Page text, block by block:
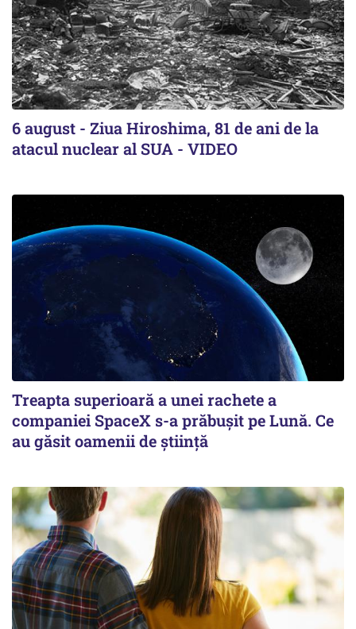
6 august - Ziua Hiroshima, 81 de ani de la
atacul nuclear al SUA - VIDEO
Treapta superioară a unei rachete a
companiei SpaceX s-a prăbușit pe Lună. Ce
au găsit oamenii de știință